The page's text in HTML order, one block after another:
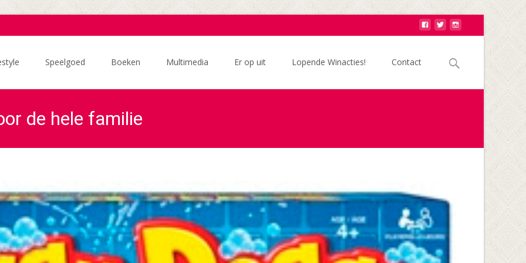
Speelgoed Boeken Multimedia Er op uit Lopende Winacties! Contact
Zoek
naar:
de hele familie